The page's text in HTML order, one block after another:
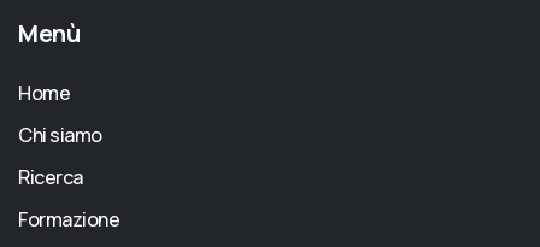
Menù
Home
Chi siamo
Ricerca
Formazione